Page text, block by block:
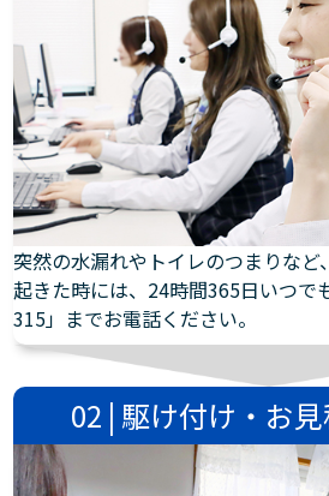
突然の水漏れやトイレのつまりなど
起きた時には、24時間365日いつで
315」までお電話ください。
02 | 駆け付け・お見